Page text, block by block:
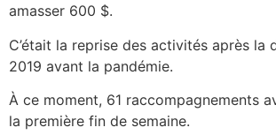
amasser 600 $.
C’était la reprise des activités après la
2019 avant la pandémie.
À ce moment, 61 raccompagnements
la première fin de semaine.